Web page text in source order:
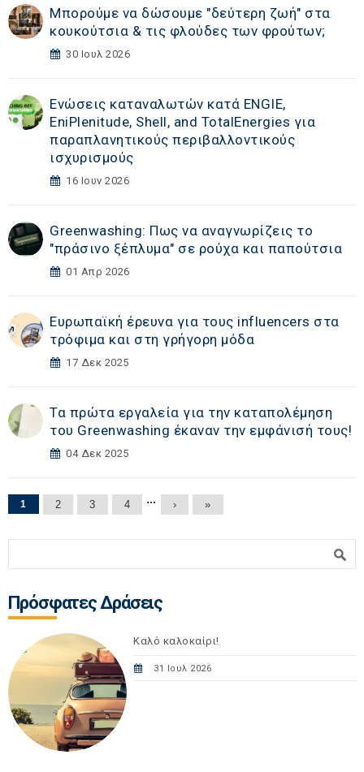
Μπορούμε να δώσουμε "δεύτερη ζωή" στα
κουκούτσια & τις φλούδες των φρούτων;
30 Ιουλ 2026
Ενώσεις καταναλωτών κατά ENGIE,
EniPlenitude, Shell, and TotalEnergies για
παραπλανητικούς περιβαλλοντικούς
ισχυρισμούς
16 Ιουν 2026
Greenwashing: Πως να αναγνωρίζεις το
"πράσινο ξέπλυμα" σε ρούχα και παπούτσια
01 Απρ 2026
Ευρωπαϊκή έρευνα για τους influencers στα
τρόφιμα και στη γρήγορη μόδα
17 Δεκ 2025
Τα πρώτα εργαλεία για την καταπολέμηση
του Greenwashing έκαναν την εμφάνισή τους!
04 Δεκ 2025
Σελίδες
1 2 3 4 … › »
Πρόσφατες Δράσεις
Καλό καλοκαίρι!
31 Ιουλ 2026